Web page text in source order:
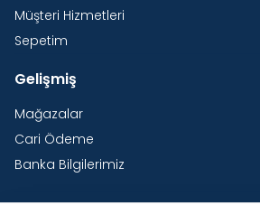
Müşteri Hizmetleri
Sepetim
Gelişmiş
Mağazalar
Cari Ödeme
Banka Bilgilerimiz